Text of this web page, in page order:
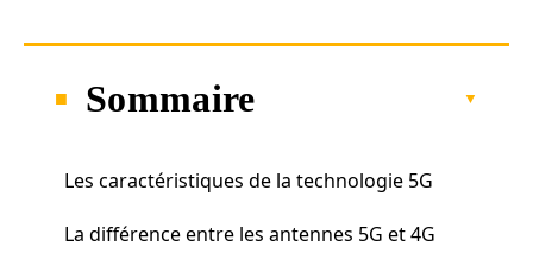
Sommaire
Les caractéristiques de la technologie 5G
La différence entre les antennes 5G et 4G